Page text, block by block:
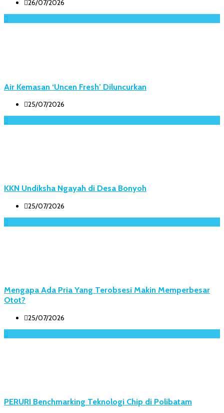
26/07/2026
Air Kemasan ‘Uncen Fresh’ Diluncurkan
25/07/2026
KKN Undiksha Ngayah di Desa Bonyoh
25/07/2026
Mengapa Ada Pria Yang Terobsesi Makin Memperbesar
Otot?
25/07/2026
PERURI Benchmarking Teknologi Chip di Polibatam